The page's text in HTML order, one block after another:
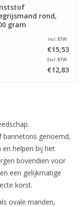
rond,
gram
Incl. BTW
€15,53
Excl. BTW
€12,83
genoemd,
helpen bij het
bovendien voor
een gelijkmatige
korst.
ovale manden,